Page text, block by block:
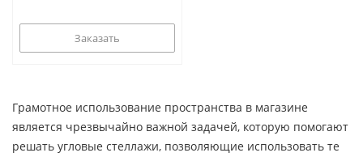
Заказать
Грамотное использование пространства в магазине
является чрезвычайно важной задачей, которую помогают
решать угловые стеллажи, позволяющие использовать те